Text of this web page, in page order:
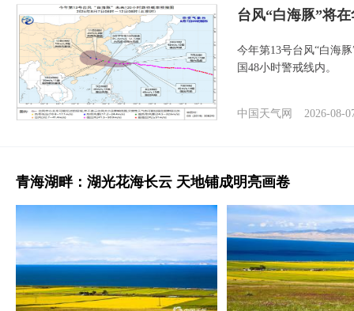
台风“白海豚”将
今年第13号台风“白海
国48小时警戒线内。
中国天气网 2026-08-
青海湖畔：湖光花海长云 天地铺成明亮画卷